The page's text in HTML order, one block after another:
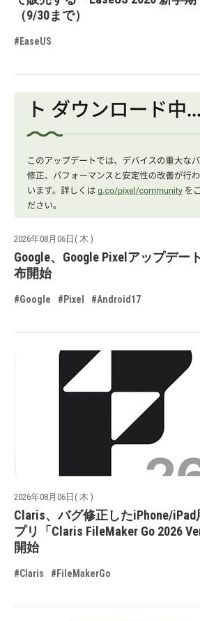
（9/30まで）
#EaseUS
2026年08月06日( 木 )
Google、Google Pixelアップデー
布開始
#Google #Pixel #Android17
2026年08月06日( 木 )
Claris、バグ修正したiPhone/
プリ「Claris FileMaker Go 2026
開始
#Claris #FileMakerGo